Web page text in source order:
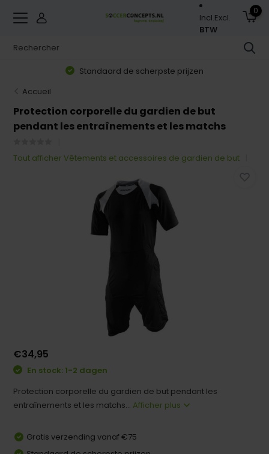
Incl.Excl.
BTW
0
Standaard de scherpste prijzen
Accueil
Protection corporelle du gardien de but
pendant les entraînements et les matchs
Tout afficher Vêtements et accessoires de gardien de but
€34,95
En stock: 1-2 dagen
Protection corporelle du gardien de but pendant les
entraînements et les matchs... Afficher plus
Gratis verzending vanaf €75